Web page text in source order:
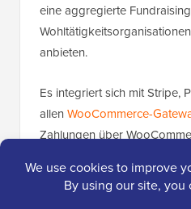
eine aggregierte
anbieten.
Es integriert sich mit Stripe,
allen WooCommerce-
Zahlungen über
Ihnen, Zusagen für jede
die Gelder entsprechend an